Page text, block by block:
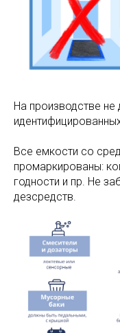
На производстве
Все емкости со
промаркированы:
годности и пр. Не
дезсредств.